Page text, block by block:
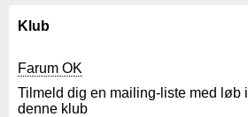
Klub
Farum OK
Tilmeld dig en mailing-liste med løb i
denne klub